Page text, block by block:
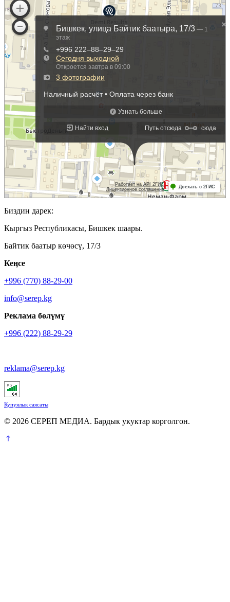
Биздин дарек:
Кыргыз Республикасы, Бишкек шаары.
Байтик баатыр көчөсү, 17/3
Кеӊсе
+996 (770) 88-29-00
info@serep.kg
Реклама бөлүмү
+996 (222) 88-29-29
reklama@serep.kg
Купуялык саясаты
© 2026 СЕРЕП МЕДИА. Бардык укуктар корголгон.